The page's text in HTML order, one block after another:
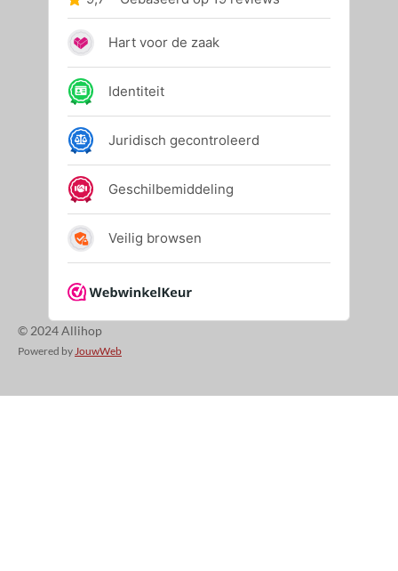
© 2024 Allihop
Powered by JouwWeb